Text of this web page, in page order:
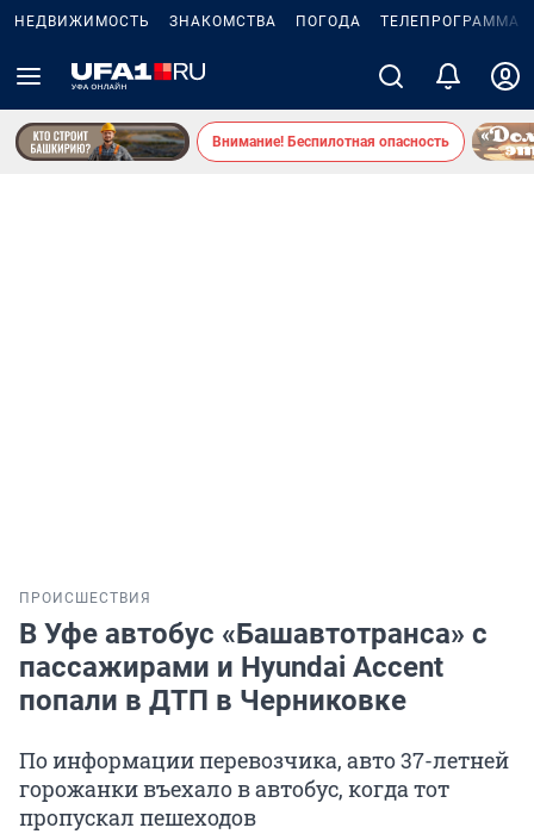
НЕДВИЖИМОСТЬ ЗНАКОМСТВА ПОГОДА ТЕЛЕПРОГРАММА
Внимание! Беспилотная опасность
ПРОИСШЕСТВИЯ
В Уфе автобус «Башавтотранса» с
пассажирами и Hyundai Accent
попали в ДТП в Черниковке
По информации перевозчика, авто 37-летней
горожанки въехало в автобус, когда тот
пропускал пешеходов